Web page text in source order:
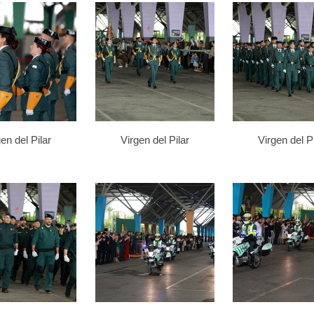
del Pilar Virgen del Pilar Virgen del